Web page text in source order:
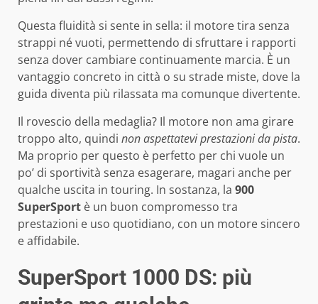
Questa fluidità si sente in sella: il motore tira senza
strappi né vuoti, permettendo di sfruttare i rapporti
senza dover cambiare continuamente marcia. È un
vantaggio concreto in città o su strade miste, dove la
guida diventa più rilassata ma comunque divertente.
Il rovescio della medaglia? Il motore non ama girare
troppo alto, quindi non aspettatevi prestazioni da pista.
Ma proprio per questo è perfetto per chi vuole un
po’ di sportività senza esagerare, magari anche per
qualche uscita in touring. In sostanza, la 900
SuperSport è un buon compromesso tra
prestazioni e uso quotidiano, con un motore sincero
e affidabile.
SuperSport 1000 DS: più